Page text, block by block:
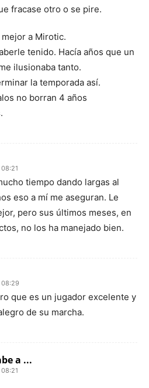
fracase otro o se pire.
a Mirotic.
tenido. Hacía años que un
ilusionaba tanto.
la temporada así.
no borran 4 años
tiempo dando largas al
eso a mí me aseguran. Le
pero sus últimos meses, en
no los ha manejado bien.
08:29
que es un jugador excelente y
de su marcha.
a ...